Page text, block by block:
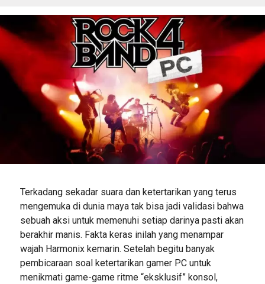
Terkadang sekadar suara dan ketertarikan yang terus
mengemuka di dunia maya tak bisa jadi validasi bahwa
sebuah aksi untuk memenuhi setiap darinya pasti akan
berakhir manis. Fakta keras inilah yang menampar
wajah Harmonix kemarin. Setelah begitu banyak
pembicaraan soal ketertarikan gamer PC untuk
menikmati game-game ritme “eksklusif” konsol,